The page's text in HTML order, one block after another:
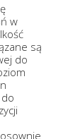
w
są
do